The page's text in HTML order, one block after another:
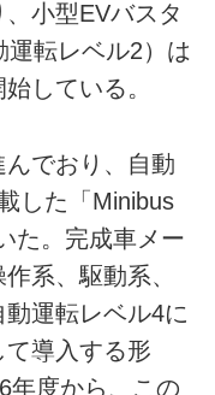
小型EVバスタ
運転レベル2）は
している。
でおり、自動
した「Minibus
た。完成車メー
系、駆動系、
運転レベル4に
導入する形
年度から、この